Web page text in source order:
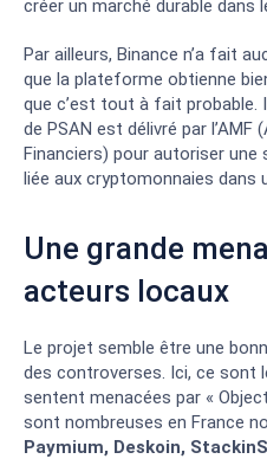
créer un marché durable dans
Par ailleurs, Binance n’a fait
que la plateforme obtienne
que c’est tout à fait probable.
de PSAN est délivré par
Financiers) pour autoriser
liée aux cryptomonnaies dans
Une grande
acteurs locaux
Le projet semble être une
des controverses. Ici, ce sont
sentent menacées par «
sont nombreuses en France
Paymium, Deskoin,